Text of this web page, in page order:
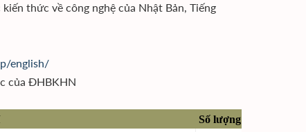
thức về công nghệ của Nhật Bản, Tiếng
english/
của ĐHBKHN
Số lượng